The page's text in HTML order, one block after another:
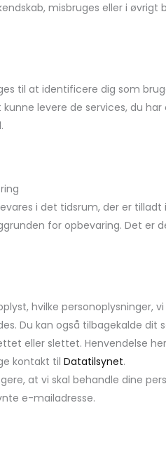
misbruges eller i øvrigt
til at identificere dig som
levere de services, du
i det tidsrum, der er
for opbevaring. Det er
hvilke
Du kan også tilbagekalde
eller slettet. Henvendelse
kontakt til Datatilsynet.
at vi skal behandle dine
e-mailadresse.